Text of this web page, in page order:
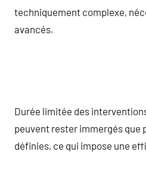
techniquement complexe,
avancés.
Durée limitée des
peuvent rester immergés que
définies, ce qui impose une